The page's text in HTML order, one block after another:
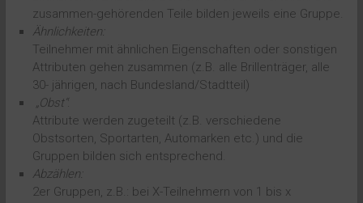
zusammen-gehörenden Teile bilden jeweils eine Gruppe.
Ähnlichkeiten:
Teilnehmer mit ähnlichen Eigenschaften oder sonstigen
Attributen gehen zusammen (z.B. alle Brillenträger, alle
30- jährigen, nach Bundesland/Stadtteil)
„Obst“:
Attribute werden zugeteilt (z.B. verschiedene
Obstsorten, Sportarten, Automarken etc.) und die
Gruppen bilden sich entsprechend.
Abzählen:
2er Gruppen, z.B.: bei X-Teilnehmern von 1 bis x